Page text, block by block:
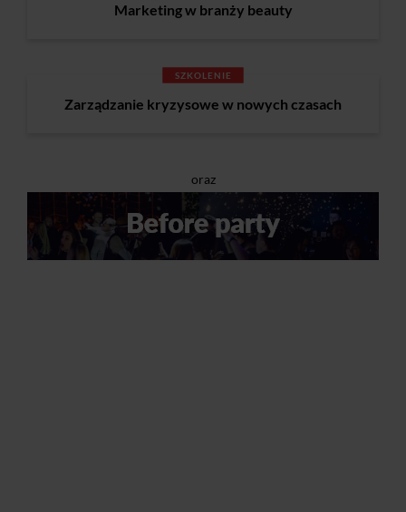
Marketing w branży beauty
SZKOLENIE
Zarządzanie kryzysowe w nowych czasach
oraz